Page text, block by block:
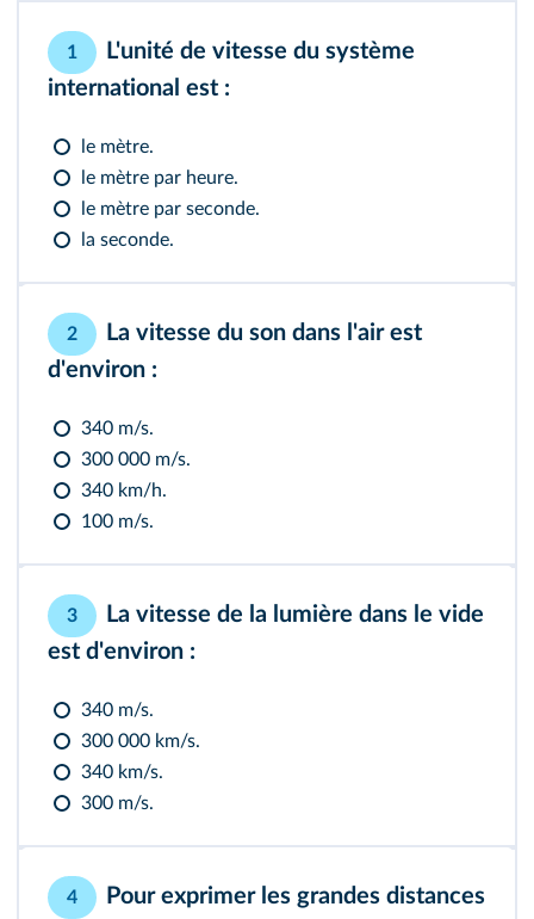
1
L'unité de vitesse du système
international est :
le mètre.
le mètre par heure.
le mètre par seconde.
la seconde.
2
La vitesse du son dans l'air est
d'environ :
340 m/s.
300 000 m/s.
340 km/h.
100 m/s.
3
La vitesse de la lumière dans le vide
est d'environ :
340 m/s.
300 000 km/s.
340 km/s.
300 m/s.
4
Pour exprimer les grandes distances